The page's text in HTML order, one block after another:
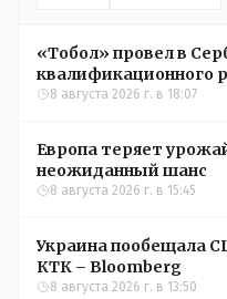
«Тобол» провел в
квалификационного
УЕФА
8 августа 2026 г. в 18:07
Европа теряет
неожиданный шанс
8 августа 2026 г. в 15:45
Украина пообещала
КТК – Bloomberg
8 августа 2026 г. в 13:50